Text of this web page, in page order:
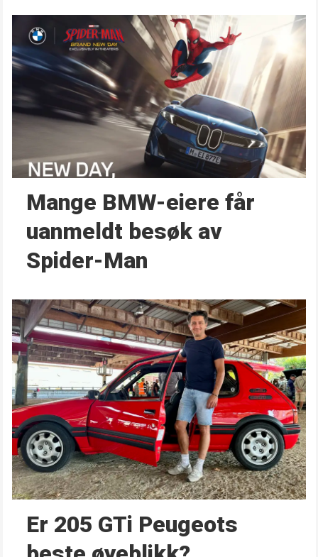
Mange BMW-eiere får
uanmeldt besøk av
Spider-Man
Er 205 GTi Peugeots